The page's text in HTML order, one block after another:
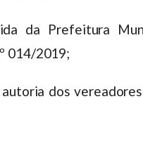
da Prefeitura
014/2019;
dos